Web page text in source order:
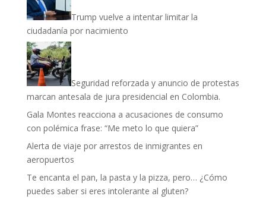
Trump vuelve a intentar limitar la
ciudadanía por nacimiento
Seguridad reforzada y anuncio de protestas
marcan antesala de jura presidencial en Colombia.
Gala Montes reacciona a acusaciones de consumo
con polémica frase: “Me meto lo que quiera”
Alerta de viaje por arrestos de inmigrantes en
aeropuertos
Te encanta el pan, la pasta y la pizza, pero… ¿Cómo
puedes saber si eres intolerante al gluten?